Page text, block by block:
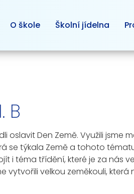
O škole Školní jídelna
B
oslavit Den Země. Využili jsme
se týkala Země a tohoto
i téma třídění, které je za nás
vytvořili velkou zeměkouli,